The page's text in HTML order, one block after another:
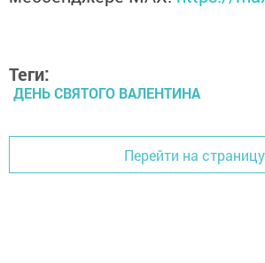
Теги:
ДЕНЬ СВЯТОГО ВАЛЕНТИНА
Перейти на